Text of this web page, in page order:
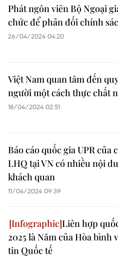
Phát ngôn viên Bộ Ngoại
chức để phản đối chính
26/04/2024 04:20
Việt Nam quan tâm đến
người một cách thực chất
18/04/2024 02:51
Báo cáo quốc gia UPR của
LHQ tại VN có nhiều nội
khách quan
11/04/2024 09:39
Liên hợp
2025 là Năm của Hòa bình
tin Quốc tế